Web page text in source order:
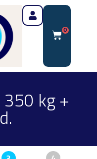
0
kg +